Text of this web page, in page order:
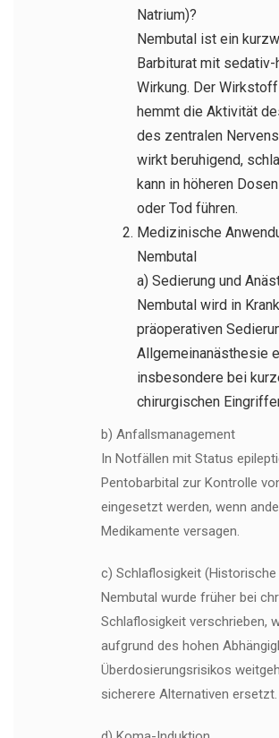
Natrium)?
Nembutal ist ein
Barbiturat mit
Wirkung. Der
hemmt die Aktivität
des zentralen
wirkt beruhigend,
kann in höheren
oder Tod führen.
Medizinische
Nembutal
a) Sedierung und
Nembutal wird in
präoperativen
Allgemeinanästhesie
insbesondere bei
chirurgischen
b) Anfallsmanagement
In Notfällen mit Status
Pentobarbital zur Kontrolle
eingesetzt werden, wenn
Medikamente versagen.
c) Schlaflosigkeit (Historische
Nembutal wurde früher bei
Schlaflosigkeit verschrieben,
aufgrund des hohen
Überdosierungsrisikos
sicherere Alternativen ersetzt.